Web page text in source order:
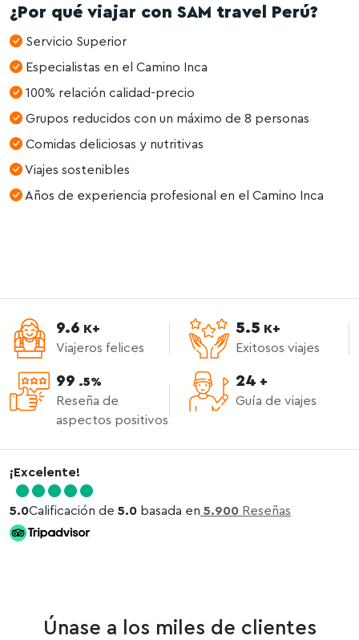
¿Por qué viajar con SAM travel Perú?
Servicio Superior
Especialistas en el Camino Inca
100% relación calidad-precio
Grupos reducidos con un máximo de 8 personas
Comidas deliciosas y nutritivas
Viajes sostenibles
Años de experiencia profesional en el Camino Inca
9.6 K+
Viajeros felices
5.5 K+
Exitosos viajes
99 .5%
Reseña de
aspectos positivos
24 +
Guía de viajes
¡Excelente!
5.0Calificación de 5.0 basada en 5.900 Reseñas
Únase a los miles de clientes